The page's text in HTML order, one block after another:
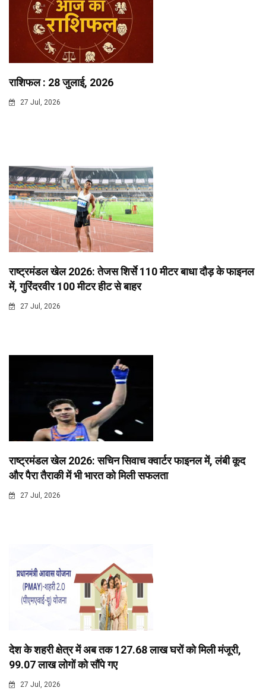
राशिफल : 28 जुलाई, 2026
27 Jul, 2026
राष्ट्रमंडल खेल 2026: तेजस शिर्से 110 मीटर बाधा दौड़ के फाइनल
में, गुरिंदरवीर 100 मीटर हीट से बाहर
27 Jul, 2026
राष्ट्रमंडल खेल 2026: सचिन सिवाच क्वार्टर फाइनल में, लंबी कूद
और पैरा तैराकी में भी भारत को मिली सफलता
27 Jul, 2026
देश के शहरी क्षेत्र में अब तक 127.68 लाख घरों को मिली मंजूरी,
99.07 लाख लोगों को सौंपे गए
27 Jul, 2026